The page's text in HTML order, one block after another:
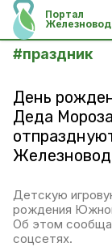
Портал
#праздник
День
Деда Мороза
Детскую
рождения
Об этом
соцсетях.